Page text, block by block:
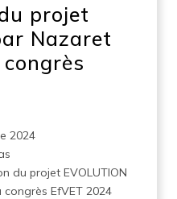
projet
Nazaret
2024
du projet EVOLUTION
EfVET 2024